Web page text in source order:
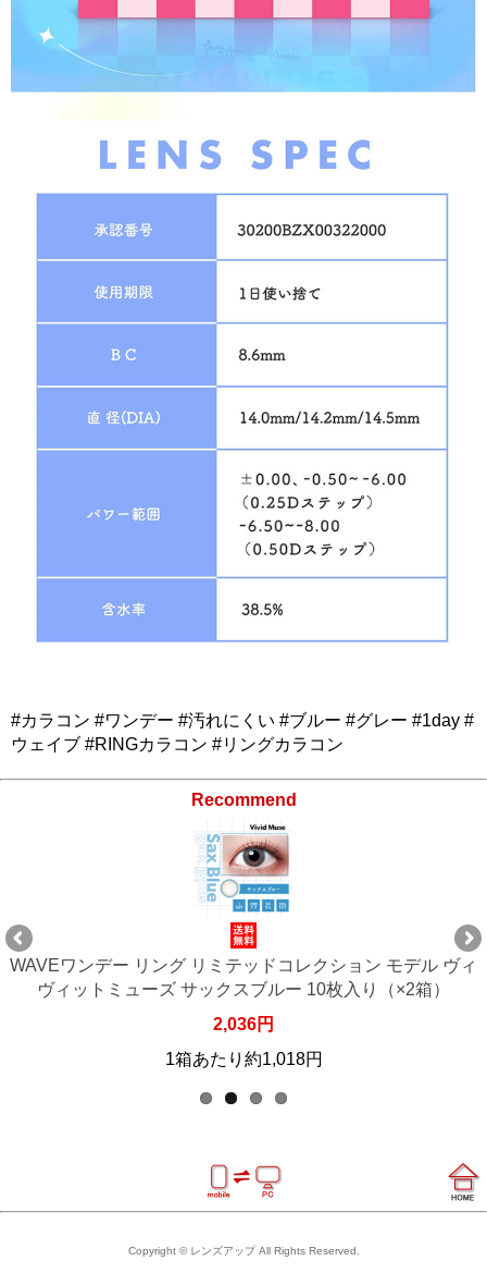
#カラコン #ワンデー #汚れにくい #ブルー #グレー #1day #
ウェイブ #RINGカラコン #リングカラコン
Recommend
WAVEワンデー リング リミテッドコレクション モデル ヴィ
ヴィットミューズ サックスブルー 10枚入り（×2箱）
2,036円
1箱あたり約1,018円
Copyright © レンズアップ All Rights Reserved.